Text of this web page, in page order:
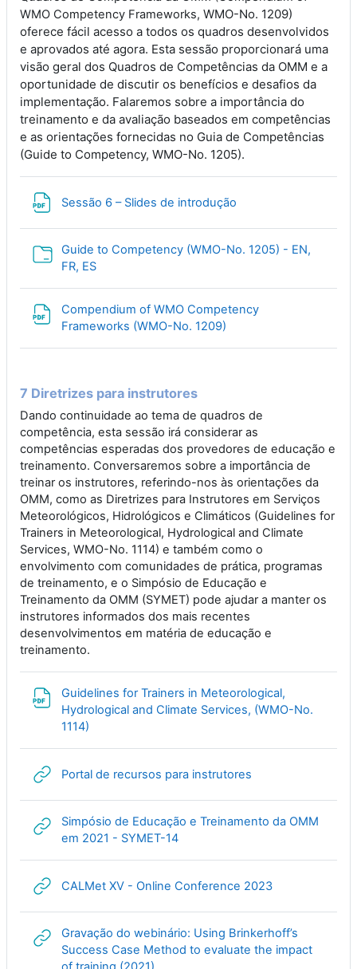
WMO Competency Frameworks, WMO-No. 1209)
oferece fácil acesso a todos os quadros desenvolvidos
e aprovados até agora. Esta sessão proporcionará uma
visão geral dos Quadros de Competências da OMM e a
oportunidade de discutir os benefícios e desafios da
implementação. Falaremos sobre a importância do
treinamento e da avaliação baseados em competências
e as orientações fornecidas no Guia de Competências
(Guide to Competency, WMO-No. 1205).
Sessão 6 – Slides de introdução
Guide to Competency (WMO-No. 1205) - EN,
FR, ESFolder
Compendium of WMO Competency
Frameworks (WMO-No. 1209)
7 Diretrizes para instrutores
Dando continuidade ao tema de quadros de
competência, esta sessão irá considerar as
competências esperadas dos provedores de educação e
treinamento. Conversaremos sobre a importância de
treinar os instrutores, referindo-nos às orientações da
OMM, como as Diretrizes para Instrutores em Serviços
Meteorológicos, Hidrológicos e Climáticos (Guidelines for
Trainers in Meteorological, Hydrological and Climate
Services, WMO-No. 1114) e também como o
envolvimento com comunidades de prática, programas
de treinamento, e o Simpósio de Educação e
Treinamento da OMM (SYMET) pode ajudar a manter os
instrutores informados dos mais recentes
desenvolvimentos em matéria de educação e
treinamento.
Guidelines for Trainers in Meteorological,
Hydrological and Climate Services, (WMO-No.
1114)
Portal de recursos para instrutores
Simpósio de Educação e Treinamento da OMM
em 2021 - SYMET-14URL
CALMet XV - Online Conference 2023URL
Gravação do webinário: Using Brinkerhoff’s
Success Case Method to evaluate the impact